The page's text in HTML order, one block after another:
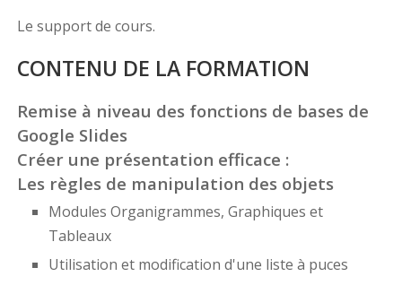
Le support de cours.
CONTENU DE LA FORMATION
Remise à niveau des fonctions de bases de
Google Slides
Créer une présentation efficace :
Les règles de manipulation des objets
Modules Organigrammes, Graphiques et
Tableaux
Utilisation et modification d'une liste à puces